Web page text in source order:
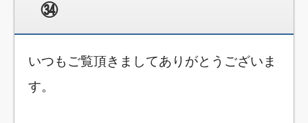
㉞
いつもご覧頂きましてありがとうございま
す。